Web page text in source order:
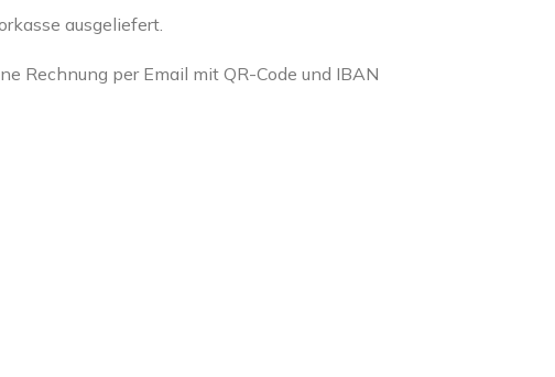
ausgeliefert.
Rechnung per Email mit QR-Code und IBAN